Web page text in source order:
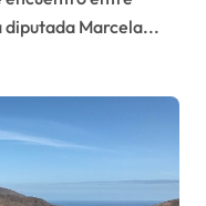
diputada Marcela...